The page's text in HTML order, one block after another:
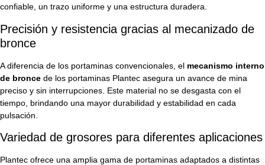
confiable, un trazo uniforme y una estructura duradera.
Precisión y resistencia gracias al mecanizado de
bronce
A diferencia de los portaminas convencionales, el mecanismo interno
de bronce de los portaminas Plantec asegura un avance de mina
preciso y sin interrupciones. Este material no se desgasta con el
tiempo, brindando una mayor durabilidad y estabilidad en cada
pulsación.
Variedad de grosores para diferentes aplicaciones
Plantec ofrece una amplia gama de portaminas adaptados a distintas